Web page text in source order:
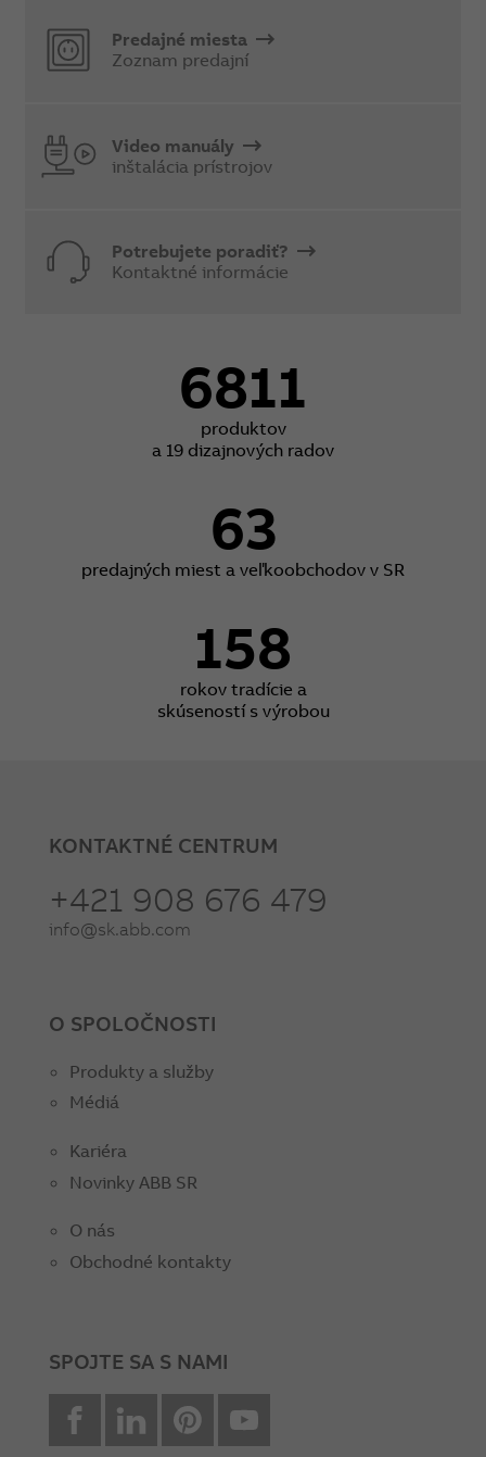
Predajné miesta
Zoznam predajní
Video manuály
inštalácia prístrojov
Potrebujete poradiť?
Kontaktné informácie
6811
produktov
a 19 dizajnových radov
63
predajných miest a veľkoobchodov v SR
158
rokov tradície a
skúseností s výrobou
KONTAKTNÉ CENTRUM
+421 908 676 479
info@sk.abb.com
O SPOLOČNOSTI
Produkty a služby
Médiá
Kariéra
Novinky ABB SR
O nás
Obchodné kontakty
SPOJTE SA S NAMI
facebookLinkedin Pinterest